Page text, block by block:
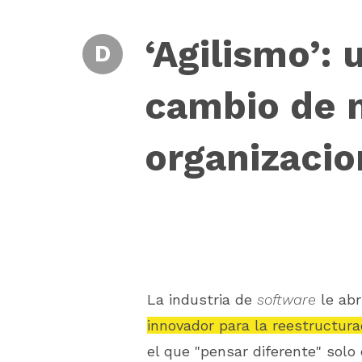
D
‘Agilismo’:
cambio de
La industria de software le
innovador para la
el que "pensar diferente" solo